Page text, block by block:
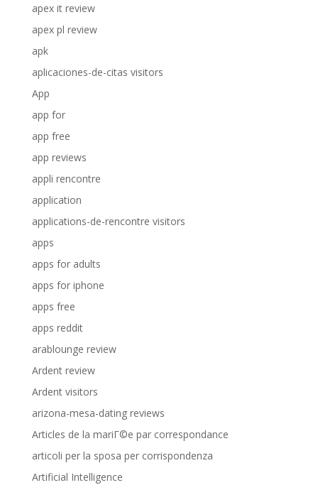
apex it review
apex pl review
apk
aplicaciones-de-citas visitors
App
app for
app free
app reviews
appli rencontre
application
applications-de-rencontre visitors
apps
apps for adults
apps for iphone
apps free
apps reddit
arablounge review
Ardent review
Ardent visitors
arizona-mesa-dating reviews
Articles de la mariГ©e par correspondance
articoli per la sposa per corrispondenza
Artificial Intelligence